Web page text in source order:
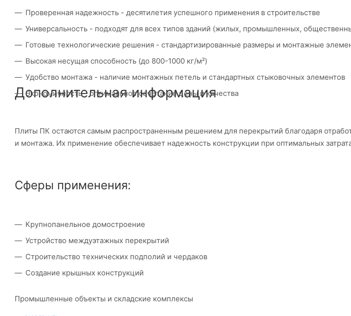
Проверенная надежность - десятилетия успешного применения в строительстве
Универсальность - подходят для всех типов зданий (жилых, промышленных,
Готовые технологические решения - стандартизированные размеры и монтажные
Высокая несущая способность (до 800-1000 кг/м²)
Удобство монтажа - наличие монтажных петель и стандартных стыковочных элементов
Экономичность - оптимальное сочетание цены и качества
Дополнительная информация
Плиты ПК остаются самым распространенным решением для перекрытий благодаря
и монтажа. Их применение обеспечивает надежность конструкции при оптимальных
Сферы применения:
Крупнопанельное домостроение
Устройство междуэтажных перекрытий
Строительство технических подполий и чердаков
Создание крышных конструкций
Промышленные объекты и складские комплексы